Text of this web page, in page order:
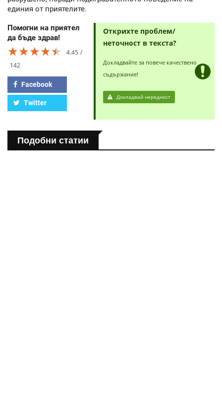
единия от приятелите.
Помогни на приятел
да бъде здрав!
★★★★★
★★★★★
★★★★★
4.45
142
Facebook
Twitter
Открихте проблем/
неточност в текста?
Докладвайте за повече качествено
съдържание!
Докладвай нередност
Подобни статии